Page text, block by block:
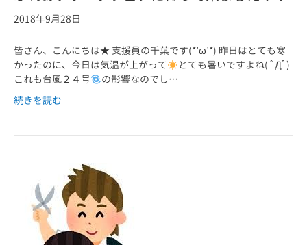
2018年9月28日
皆さん、こんにちは★ 支援員の千葉です(*’ω’*) 昨日はとても寒
かったのに、今日は気温が上がって
とても暑いですよね( ﾟДﾟ)
これも台風２４号
の影響なのでし…
続きを読む